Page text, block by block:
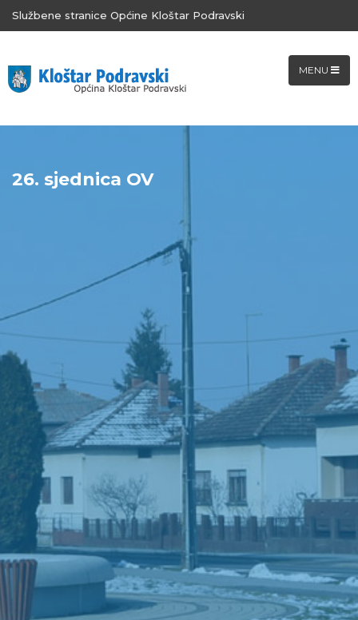
Službene stranice Općine Kloštar Podravski
MENU
26. sjednica OV